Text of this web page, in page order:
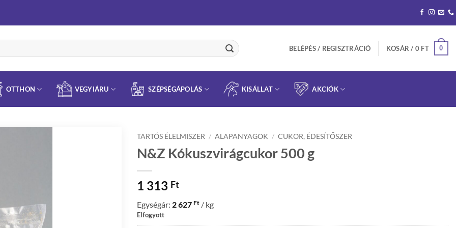
BELÉPÉS / REGISZTRÁCIÓ KOSÁR / 0 FT 0
OTTHON VEGYIÁRU SZÉPSÉGÁPOLÁS KISÁLLAT AKCIÓK
TARTÓS ÉLELMISZER / ALAPANYAGOK / CUKOR, ÉDESÍTŐSZER
N&Z Kókuszvirágcukor 500 g
1 313 Ft
Egységár: 2 627 Ft / kg
Elfogyott